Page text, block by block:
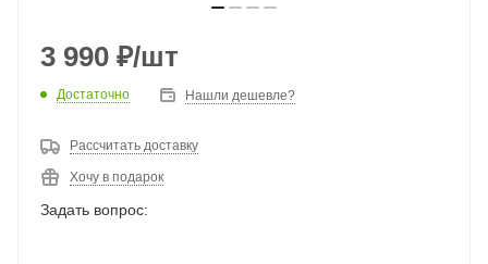
3 990 ₽/шт
Достаточно Нашли дешевле?
Рассчитать доставку
Хочу в подарок
Задать вопрос: